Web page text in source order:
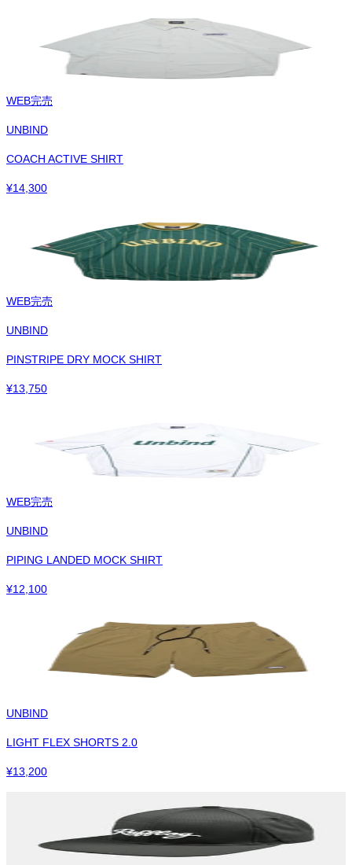
WEB完売
UNBIND
COACH ACTIVE SHIRT
¥14,300
WEB完売
UNBIND
PINSTRIPE DRY MOCK SHIRT
¥13,750
WEB完売
UNBIND
PIPING LANDED MOCK SHIRT
¥12,100
UNBIND
LIGHT FLEX SHORTS 2.0
¥13,200